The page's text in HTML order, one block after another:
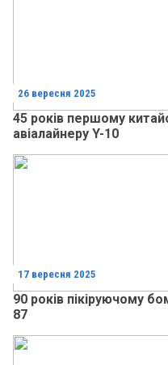
26 вересня 2025
45 років першому
авіалайнеру Y-10
17 вересня 2025
90 років пікіруючому
87